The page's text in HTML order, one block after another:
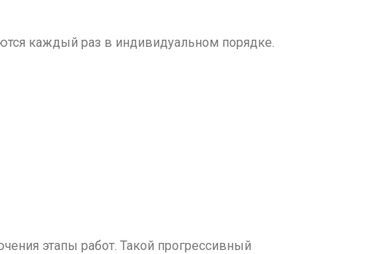
каждый раз в индивидуальном порядке.
этапы работ. Такой прогрессивный